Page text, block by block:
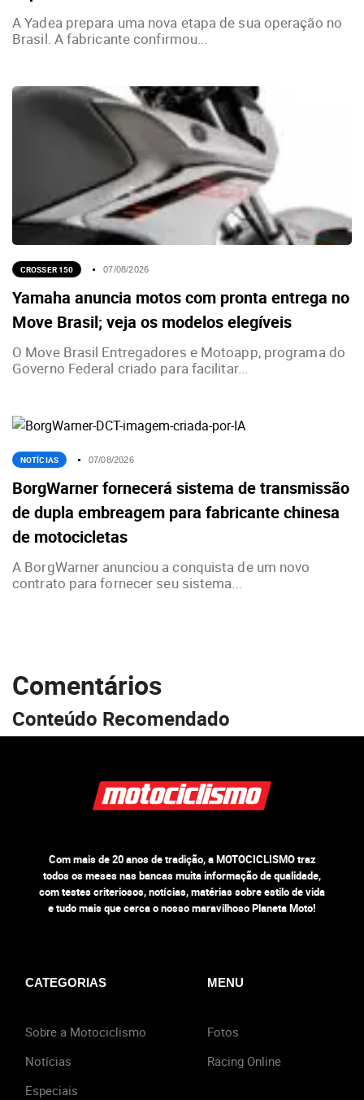
A Yadea prepara uma nova etapa de sua operação no
Brasil. A fabricante confirmou...
CROSSER 150 07/08/2026
Yamaha anuncia motos com pronta entrega no
Move Brasil; veja os modelos elegíveis
O Move Brasil Entregadores e Motoapp, programa do
Governo Federal criado para facilitar...
NOTÍCIAS 07/08/2026
BorgWarner fornecerá sistema de transmissão
de dupla embreagem para fabricante chinesa
de motocicletas
A BorgWarner anunciou a conquista de um novo
contrato para fornecer seu sistema...
Comentários
Conteúdo Recomendado
Com mais de 20 anos de tradição, a MOTOCICLISMO traz
todos os meses nas bancas muita informação de qualidade,
com testes criteriosos, notícias, matérias sobre estilo de vida
e tudo mais que cerca o nosso maravilhoso Planeta Moto!
CATEGORIAS
Sobre a Motociclismo
Notícias
Especiais
MENU
Fotos
Racing Online